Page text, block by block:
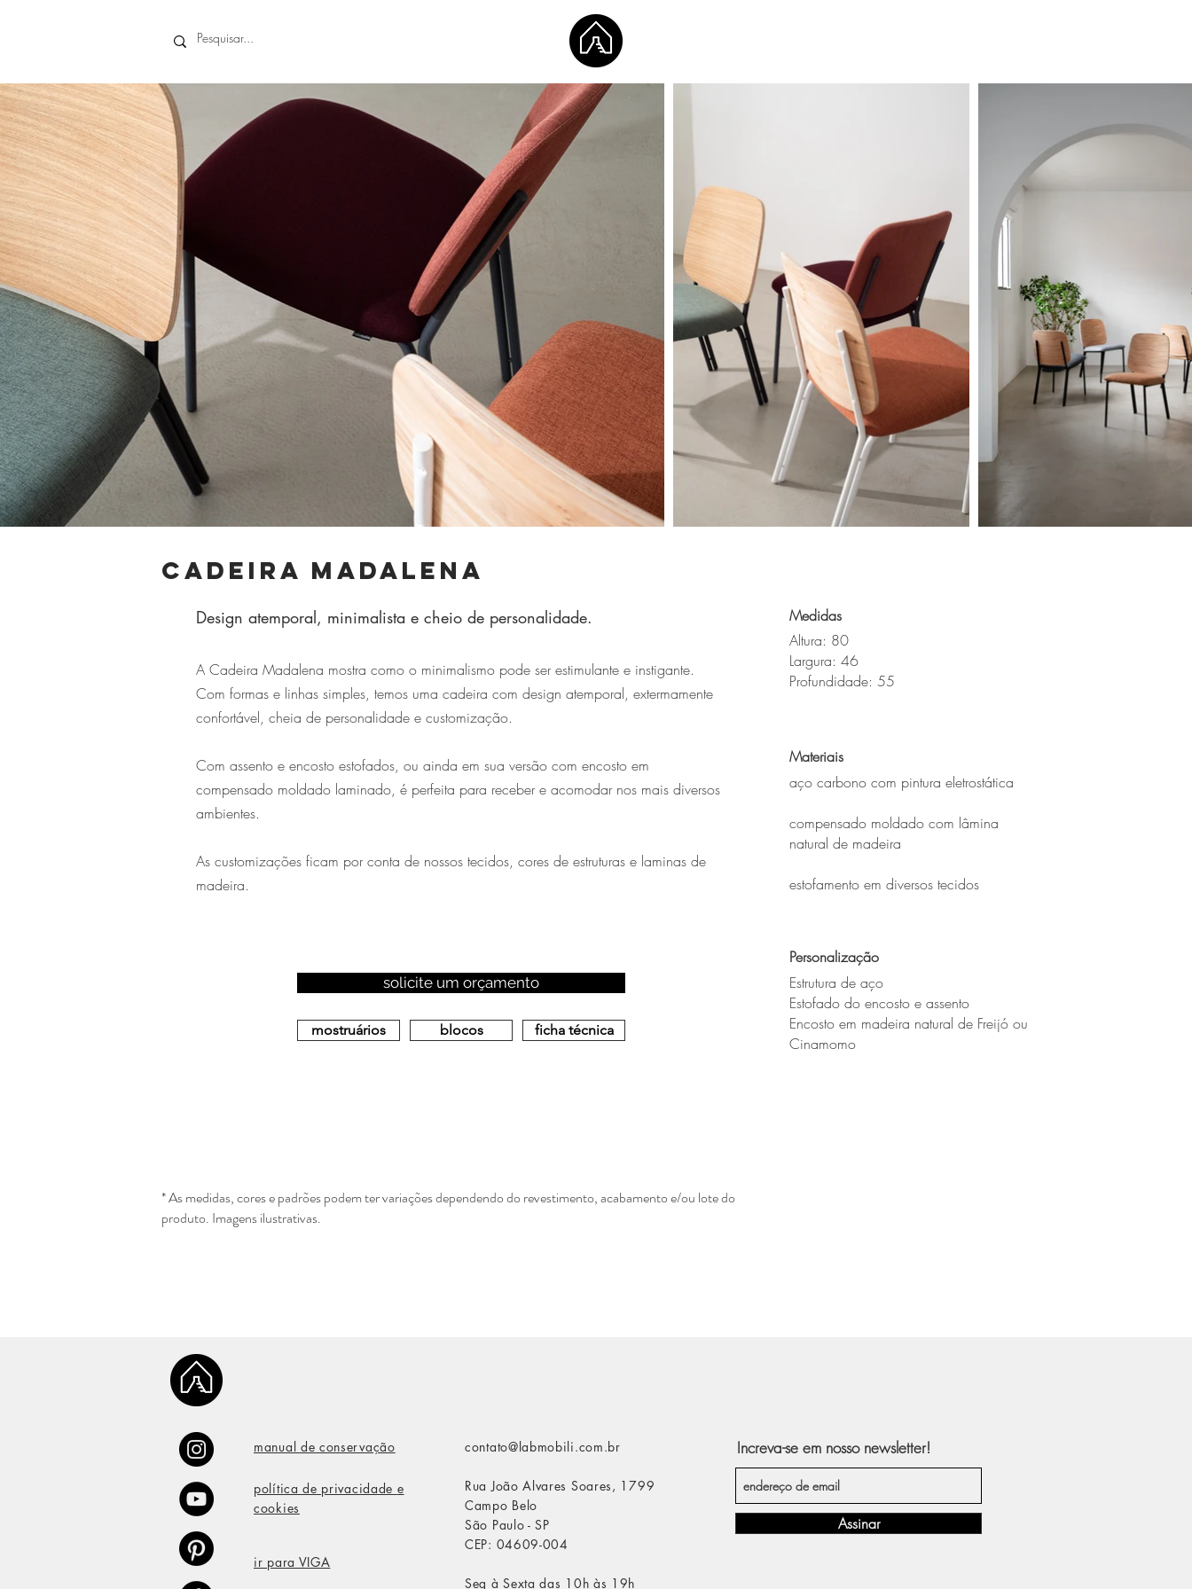
Cadeira Madalena
Design atemporal, minimalista e cheio de personalidade.
A Cadeira Madalena mostra como o minimalismo pode ser estimulante e instigante.
Com formas e linhas simples, temos uma cadeira com design atemporal, extermamente
confortável, cheia de personalidade e customização.
Com assento e encosto estofados, ou ainda em sua versão com encosto em
compensado moldado laminado, é perfeita para receber e acomodar nos mais diversos
ambientes.
As customizações ficam por conta de nossos tecidos, cores de estruturas e laminas de
madeira.
solicite um orçamento
mostruários blocos ficha técnica
* As medidas, cores e padrões podem ter variações dependendo do revestimento, acabamento e/ou lote do
produto. Imagens ilustrativas.
Medidas
Altura: 80
Largura: 46
Profundidade: 55
Materiais
aço carbono com pintura eletrostática
compensado moldado com lâmina
natural de madeira
estofamento em diversos tecidos
Personalização
Estrutura de aço
Estofado do encosto e assento
Encosto em madeira natural de Freijó ou
Cinamomo
manual de conservação
política de privacidade e
cookies
ir para VIGA
contato@labmobili.com.br
Rua João Alvares Soares, 1799
Campo Belo
São Paulo - SP
CEP: 04609-004
Seg à Sexta das 10h às 19h
Increva-se em nosso newsletter!
Assinar